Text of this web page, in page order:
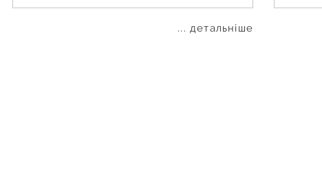
... детальніше